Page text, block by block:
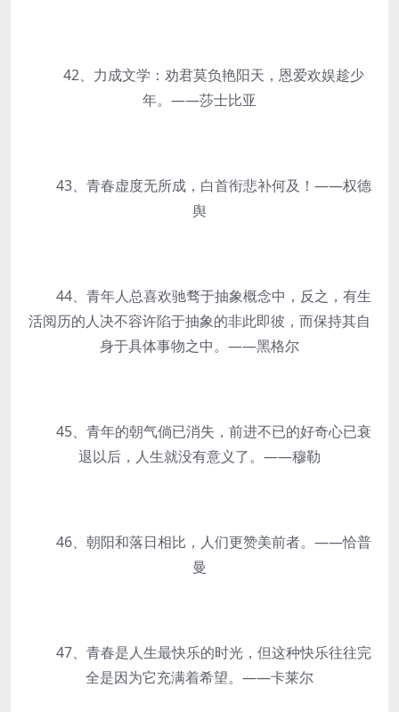
42、力成文学：劝君莫负艳阳天，恩爱欢娱趁少
年。——莎士比亚
43、青春虚度无所成，白首衔悲补何及！——权德
舆
44、青年人总喜欢驰骛于抽象概念中，反之，有生
活阅历的人决不容许陷于抽象的非此即彼，而保持其自
身于具体事物之中。——黑格尔
45、青年的朝气倘已消失，前进不已的好奇心已衰
退以后，人生就没有意义了。——穆勒
46、朝阳和落日相比，人们更赞美前者。——恰普
曼
47、青春是人生最快乐的时光，但这种快乐往往完
全是因为它充满着希望。——卡莱尔